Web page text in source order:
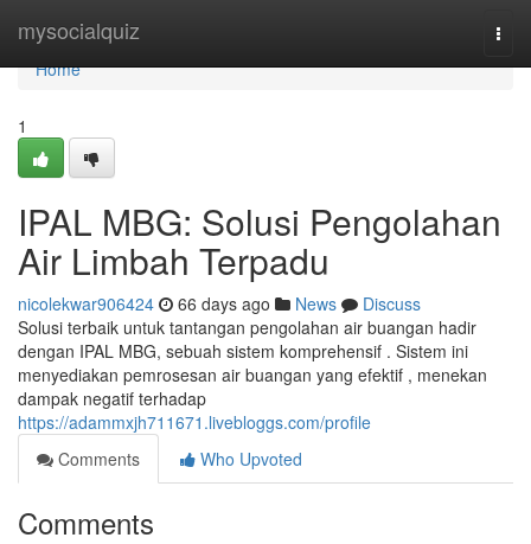
mysocialquiz
Home
Home
1
IPAL MBG: Solusi Pengolahan
Air Limbah Terpadu
nicolekwar906424 66 days ago News
Discuss
Solusi terbaik untuk tantangan pengolahan air buangan hadir
dengan IPAL MBG, sebuah sistem komprehensif . Sistem ini
menyediakan pemrosesan air buangan yang efektif , menekan
dampak negatif terhadap
https://adammxjh711671.livebloggs.com/profile
Comments
Who Upvoted
Comments